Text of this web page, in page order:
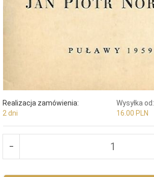
Realizacja zamówienia:
2 dni
Wysyłka od:
16.00 PLN